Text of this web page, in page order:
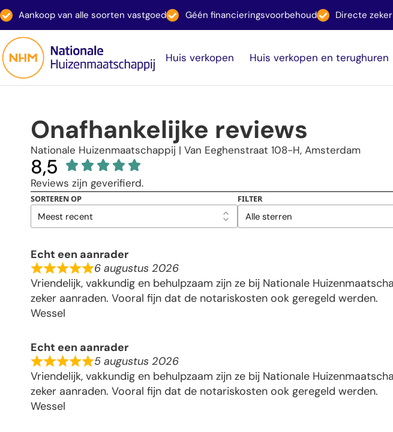
Aankoop van alle soorten vastgoed Géén financieringsvoorbehoud Directe
Huis verkopen Huis verkopen en terughuren
Onafhankelijke reviews
Nationale Huizenmaatschappij | Van Eeghenstraat 108-H, Amsterdam
8,5
Reviews zijn geverifierd.
SORTEREN OP FILTER
Echt een aanrader
6 augustus 2026
Vriendelijk, vakkundig en behulpzaam zijn ze bij Nationale
zeker aanraden. Vooral fijn dat de notariskosten ook geregeld werden.
Wessel
Echt een aanrader
5 augustus 2026
Vriendelijk, vakkundig en behulpzaam zijn ze bij Nationale
zeker aanraden. Vooral fijn dat de notariskosten ook geregeld werden.
Wessel